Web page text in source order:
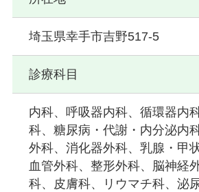
埼玉県幸手市吉野517-5
診療科目
内科、呼吸器内科、循環器内
科、糖尿病・代謝・内分泌内
外科、消化器外科、乳腺・甲
血管外科、整形外科、脳神経
科、皮膚科、リウマチ科、泌